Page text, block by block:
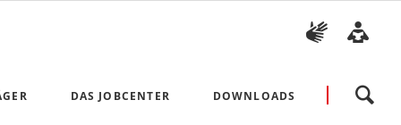
Navigation
überspringen
DAS JOBCENTER DOWNLOADS